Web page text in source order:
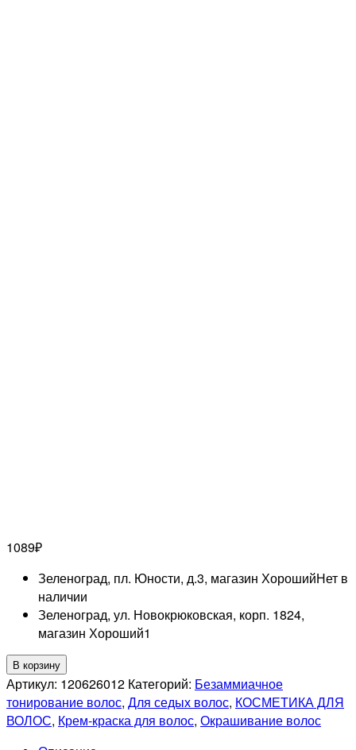
1089₽
Зеленоград, пл. Юности, д.3, магазин ХорошийНет в
наличии
Зеленоград, ул. Новокрюковская, корп. 1824,
магазин Хороший1
Количество
товара
LISAP
PROFESSIONNEL
В корзину
Артикул: 120626012 Категорий: Безаммиачное
тонирование волос, Для седых волос, КОСМЕТИКА ДЛЯ
ВОЛОС, Крем-краска для волос, Окрашивание волос